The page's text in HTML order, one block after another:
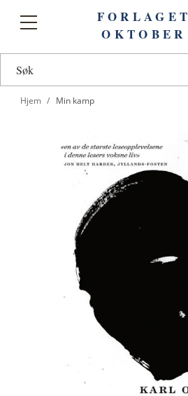
Toggle
FORLAGET
OKTOBER
Hjem Min kamp